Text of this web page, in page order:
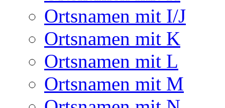
Ortsnamen mit I/J
Ortsnamen mit K
Ortsnamen mit L
Ortsnamen mit M